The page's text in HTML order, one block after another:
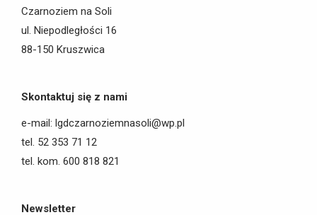
Czarnoziem na Soli
ul. Niepodległości 16
88-150 Kruszwica
Skontaktuj się z nami
e-mail: lgdczarnoziemnasoli@wp.pl
tel. 52 353 71 12
tel. kom. 600 818 821
Newsletter